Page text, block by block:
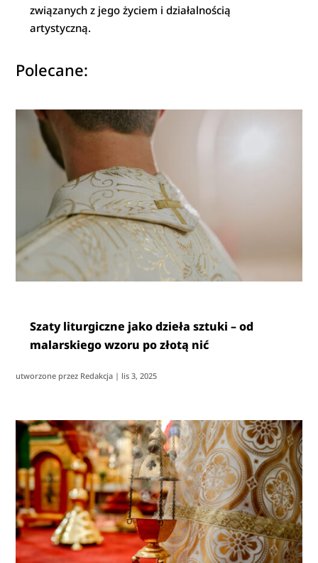
związanych z jego życiem i działalnością
artystyczną.
Polecane:
Szaty liturgiczne jako dzieła sztuki – od
malarskiego wzoru po złotą nić
utworzone przez Redakcja | lis 3, 2025